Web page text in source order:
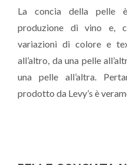
La concia della pelle
produzione di vino e,
variazioni di colore e
all’altro, da una pelle
una pelle all’altra.
prodotto da Levy’s è